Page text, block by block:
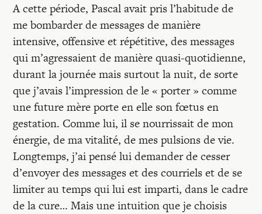
A cette période, Pascal avait pris l’habitude de
me bombarder de messages de manière
intensive, offensive et répétitive, des messages
qui m’agressaient de manière quasi-quotidienne,
durant la journée mais surtout la nuit, de sorte
que j’avais l’impression de le « porter » comme
une future mère porte en elle son fœtus en
gestation. Comme lui, il se nourrissait de mon
énergie, de ma vitalité, de mes pulsions de vie.
Longtemps, j’ai pensé lui demander de cesser
d’envoyer des messages et des courriels et de se
limiter au temps qui lui est imparti, dans le cadre
de la cure… Mais une intuition que je choisis